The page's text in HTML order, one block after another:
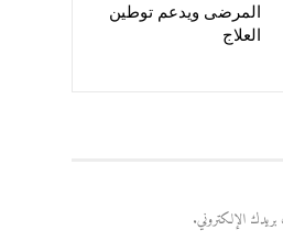
المرضى ويدعم توطين
العلاج
الإلكتروني.